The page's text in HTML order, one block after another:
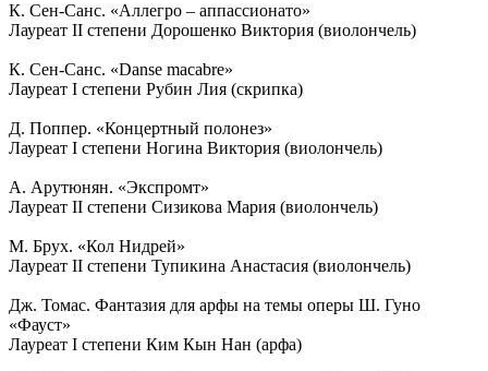
К. Сен-Санс. «Аллегро – аппассионато»
Лауреат II степени Дорошенко Виктория (виолончель)
К. Сен-Санс. «Danse macabre»
Лауреат I степени Рубин Лия (скрипка)
Д. Поппер. «Концертный полонез»
Лауреат I степени Ногина Виктория (виолончель)
А. Арутюнян. «Экспромт»
Лауреат II степени Сизикова Мария (виолончель)
М. Брух. «Кол Нидрей»
Лауреат II степени Тупикина Анастасия (виолончель)
Дж. Томас. Фантазия для арфы на темы оперы Ш. Гуно
«Фауст»
Лауреат I степени Ким Кын Нан (арфа)